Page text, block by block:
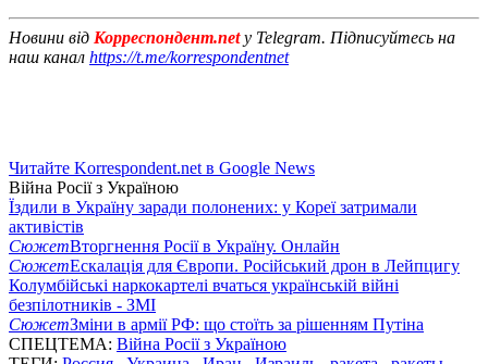
Новини від Корреспондент.netу Telegram. Підписуйтесь на
наш канал https://t.me/korrespondentnet
Читайте Korrespondent.net в Google News
Війна Росії з Україною
Їздили в Україну заради полонених: у Кореї затримали
активістів
СюжетВторгнення Росії в Україну. Онлайн
СюжетЕскалація для Європи. Російський дрон в Лейпцигу
Колумбійські наркокартелі вчаться українській війні
безпілотників - ЗМІ
СюжетЗміни в армії РФ: що стоїть за рішенням Путіна
СПЕЦТЕМА: Війна Росії з Україною